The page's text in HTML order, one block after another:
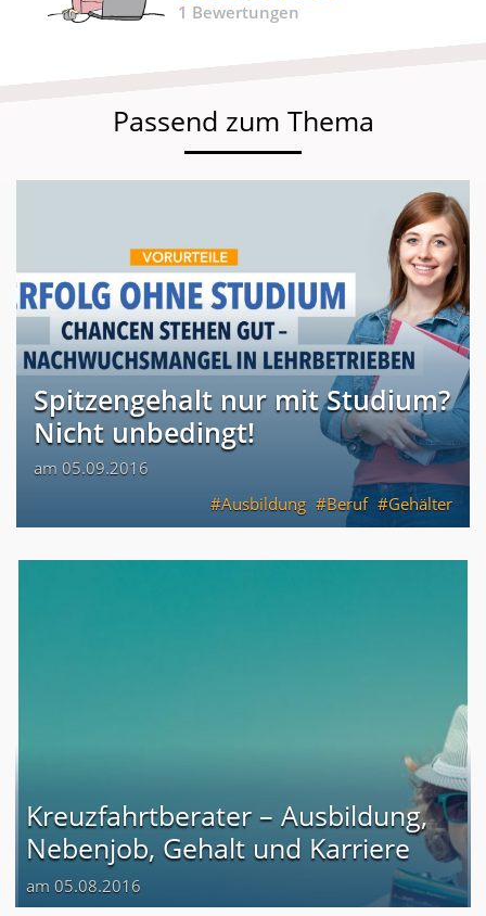
1 Bewertungen
Passend zum Thema
Spitzengehalt nur mit Studium?
Nicht unbedingt!
am 05.09.2016
Ausbildung
Beruf Gehälter
Kreuzfahrtberater – Ausbildung,
Nebenjob, Gehalt und Karriere
am 05.08.2016